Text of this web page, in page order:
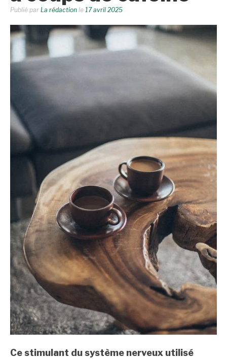
Publié par La rédaction le 17 avril 2025
Ce stimulant du système nerveux utilisé